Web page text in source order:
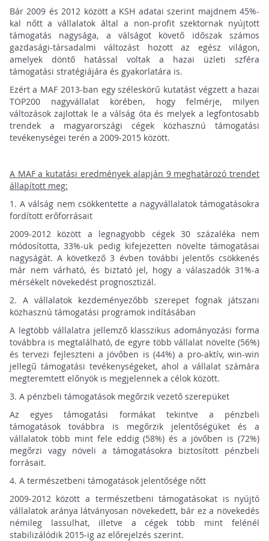
Bár 2009 és 2012 között a KSH adatai szerint majdnem 45%-
kal nőtt a vállalatok által a non-profit szektornak nyújtott
támogatás nagysága, a válságot követő időszak számos
gazdasági-társadalmi változást hozott az egész világon,
amelyek döntő hatással voltak a hazai üzleti szféra
támogatási stratégiájára és gyakorlatára is.
Ezért a MAF 2013-ban egy széleskörű kutatást végzett a hazai
TOP200 nagyvállalat körében, hogy felmérje, milyen
változások zajlottak le a válság óta és melyek a legfontosabb
trendek a magyarországi cégek közhasznú támogatási
tevékenységei terén a 2009-2015 között.
A MAF a kutatási eredmények alapján 9 meghatározó trendet
állapított meg:
1. A válság nem csökkentette a nagyvállalatok támogatásokra
fordított erőforrásait
2009-2012 között a legnagyobb cégek 30 százaléka nem
módosította, 33%-uk pedig kifejezetten növelte támogatásai
nagyságát. A következő 3 évben további jelentős csökkenés
már nem várható, és biztató jel, hogy a válaszadók 31%-a
mérsékelt növekedést prognosztizál.
2. A vállalatok kezdeményezőbb szerepet fognak játszani
közhasznú támogatási programok indításában
A legtöbb vállalatra jellemző klasszikus adományozási forma
továbbra is megtalálható, de egyre több vállalat növelte (56%)
és tervezi fejleszteni a jövőben is (44%) a pro-aktív, win-win
jellegű támogatási tevékenységeket, ahol a vállalat számára
megteremtett előnyök is megjelennek a célok között.
3. A pénzbeli támogatások megőrzik vezető szerepüket
Az egyes támogatási formákat tekintve a pénzbeli
támogatások továbbra is megőrzik jelentőségüket és a
vállalatok több mint fele eddig (58%) és a jövőben is (72%)
megőrzi vagy növeli a támogatásokra biztosított pénzbeli
forrásait.
4. A természetbeni támogatások jelentősége nőtt
2009-2012 között a természetbeni támogatásokat is nyújtó
vállalatok aránya látványosan növekedett, bár ez a növekedés
némileg lassulhat, illetve a cégek több mint felénél
stabilizálódik 2015-ig az előrejelzés szerint.